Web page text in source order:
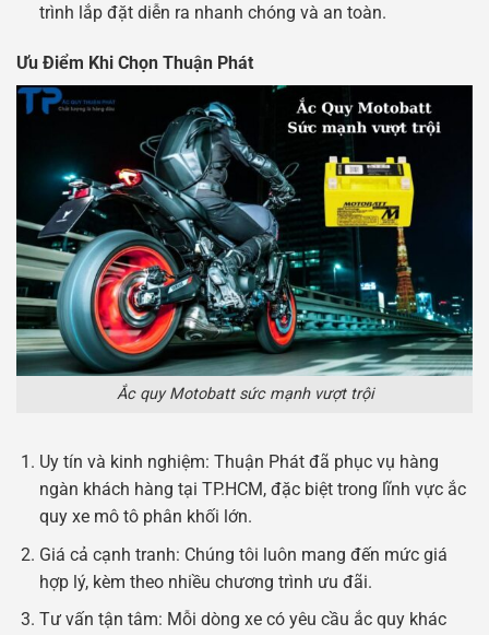
trình lắp đặt diễn ra nhanh chóng và an toàn.
Ưu Điểm Khi Chọn Thuận Phát
Ắc quy Motobatt sức mạnh vượt trội
Uy tín và kinh nghiệm: Thuận Phát đã phục vụ hàng
ngàn khách hàng tại TP.HCM, đặc biệt trong lĩnh vực ắc
quy xe mô tô phân khối lớn.
Giá cả cạnh tranh: Chúng tôi luôn mang đến mức giá
hợp lý, kèm theo nhiều chương trình ưu đãi.
Tư vấn tận tâm: Mỗi dòng xe có yêu cầu ắc quy khác